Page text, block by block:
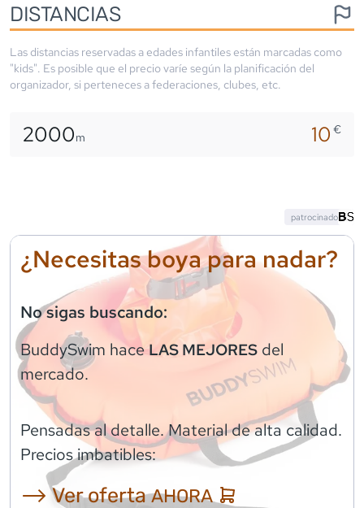
DISTANCIAS
Las distancias reservadas a edades infantiles están marcadas como
"kids". Es posible que el precio varíe según la planificación del
organizador, si perteneces a federaciones, clubes, etc.
2000m 10€
¿Necesitas boya para nadar?
No sigas buscando:
BuddySwim haceLAS MEJORES del
mercado.
Pensadas al detalle. Material de alta calidad.
Precios imbatibles:
⟶ Ver ofertaAHORA
patrocinado